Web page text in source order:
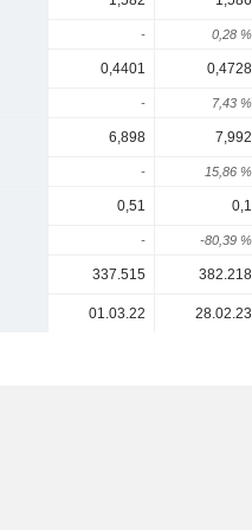
- 0,28 %
0,4401 0,4728
- 7,43 %
6,898 7,992
- 15,86 %
0,51 0,1
- -80,39 %
337.515 382.218
01.03.22 28.02.23